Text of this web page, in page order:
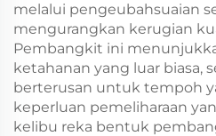
melalui pengeubahsuaian
mengurangkan kerugian
Pembangkit ini
ketahanan yang luar biasa,
berterusan untuk tempoh
keperluan pemeliharaan
kelibu reka bentuk